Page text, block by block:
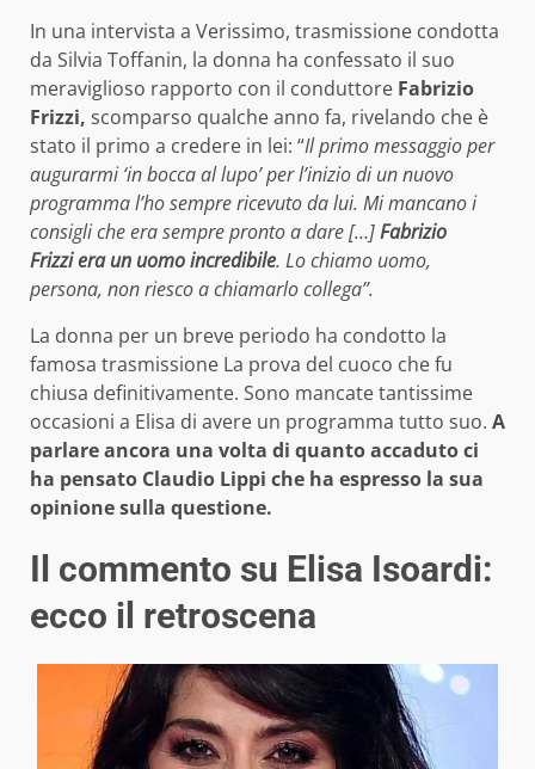
In una intervista a Verissimo, trasmissione condotta
da Silvia Toffanin, la donna ha confessato il suo
meraviglioso rapporto con il conduttore Fabrizio
Frizzi, scomparso qualche anno fa, rivelando che è
stato il primo a credere in lei: “Il primo messaggio per
augurarmi ‘in bocca al lupo’ per l’inizio di un nuovo
programma l’ho sempre ricevuto da lui. Mi mancano i
consigli che era sempre pronto a dare […]Fabrizio
Frizzi era un uomo incredibile. Lo chiamo uomo,
persona, non riesco a chiamarlo collega”.
La donna per un breve periodo ha condotto la
famosa trasmissione La prova del cuoco che fu
chiusa definitivamente. Sono mancate tantissime
occasioni a Elisa di avere un programma tutto suo. A
parlare ancora una volta di quanto accaduto ci
ha pensato Claudio Lippi che ha espresso la sua
opinione sulla questione.
Il commento su Elisa Isoardi:
ecco il retroscena